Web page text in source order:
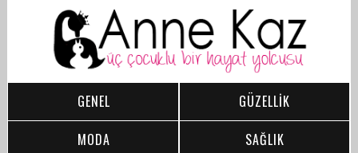
GENEL
GÜZELLİK
MODA
SAĞLIK